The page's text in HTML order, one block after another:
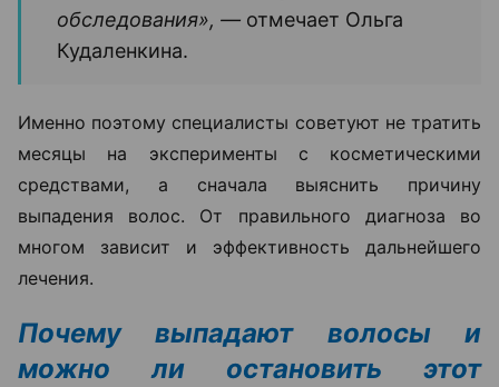
обследования», — отмечает Ольга
Кудаленкина.
Именно поэтому специалисты советуют не тратить
месяцы на эксперименты с косметическими
средствами, а сначала выяснить причину
выпадения волос. От правильного диагноза во
многом зависит и эффективность дальнейшего
лечения.
Почему выпадают волосы и
можно ли остановить этот